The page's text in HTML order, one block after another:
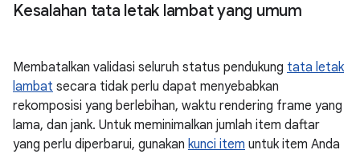
Kesalahan tata letak lambat yang umum
Membatalkan validasi seluruh status pendukung tata letak
lambat secara tidak perlu dapat menyebabkan
rekomposisi yang berlebihan, waktu rendering frame yang
lama, dan jank. Untuk meminimalkan jumlah item daftar
yang perlu diperbarui, gunakan kunci item untuk item Anda